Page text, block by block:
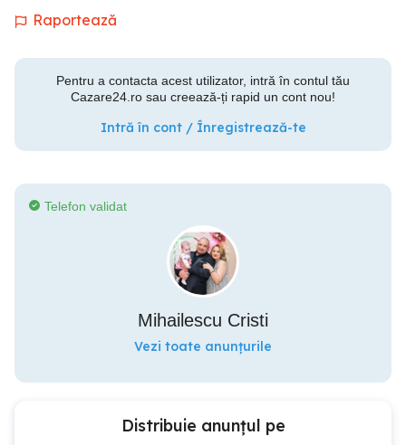
Raportează
Pentru a contacta acest utilizator, intră în contul tău
Cazare24.ro sau creează-ți rapid un cont nou!
Intră în cont / Înregistrează-te
Telefon validat
Mihailescu Cristi
Vezi toate anunțurile
Distribuie anunțul pe